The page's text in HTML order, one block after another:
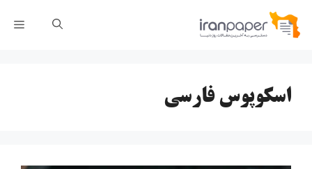
پرش
اسکوپوس فارسی